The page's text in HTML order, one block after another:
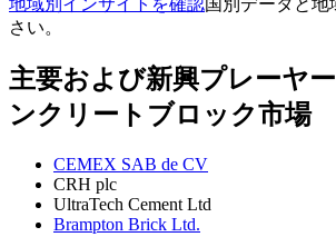
さい。
主要および新興プレーヤ
ンクリートブロック市場
CEMEX SAB de CV
CRH plc
UltraTech Cement Ltd
Brampton Brick Ltd.